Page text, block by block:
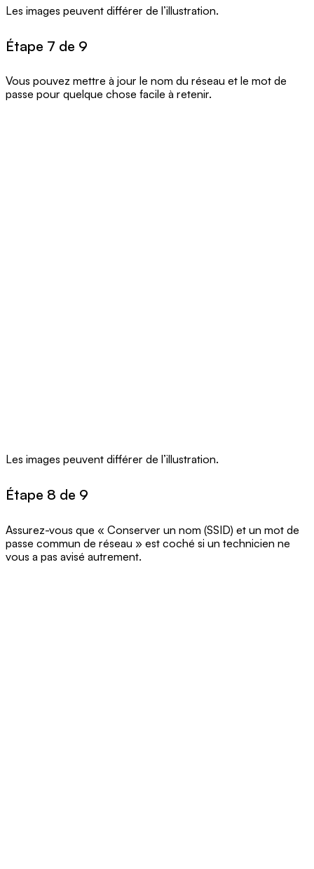
Les images peuvent différer de l’illustration.
Étape 7 de 9
Vous pouvez mettre à jour le nom du réseau et le mot de
passe pour quelque chose facile à retenir.
Les images peuvent différer de l’illustration.
Étape 8 de 9
Assurez-vous que « Conserver un nom (SSID) et un mot de
passe commun de réseau » est coché si un technicien ne
vous a pas avisé autrement.